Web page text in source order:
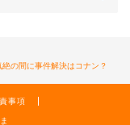
の間に事件解決はコナン？
事項